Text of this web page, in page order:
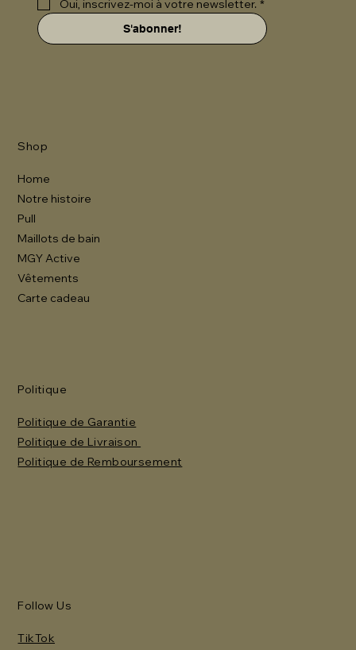
Oui, inscrivez-moi à votre newsletter. *
S'abonner!
Shop
Home
Notre histoire
Pull
Maillots de bain
MGY Active
Vêtements
Carte cadeau
Politique
Politique de Garantie
Politique de Livraison
Politique de Remboursement
Follow Us
TikTok